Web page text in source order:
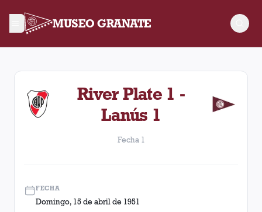
MUSEO GRANATE
Fecha 1. Partido entre Lanús y River Plate disputado el
River Plate 1 -
Lanús 1
Fecha 1
FECHA
Domingo, 15 de abril de 1951